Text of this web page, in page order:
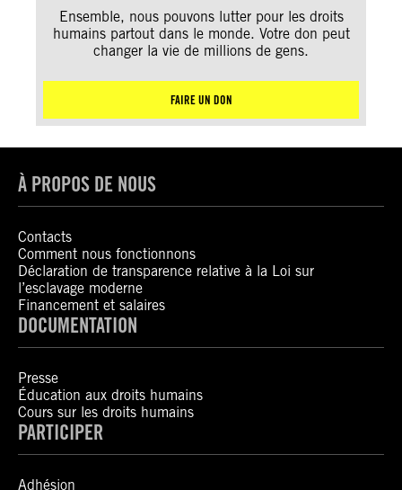
Ensemble, nous pouvons lutter pour les droits
humains partout dans le monde. Votre don peut
changer la vie de millions de gens.
FAIRE UN DON
À PROPOS DE NOUS
Contacts
Comment nous fonctionnons
Déclaration de transparence relative à la Loi sur
l’esclavage moderne
Financement et salaires
DOCUMENTATION
Presse
Éducation aux droits humains
Cours sur les droits humains
PARTICIPER
Adhésion